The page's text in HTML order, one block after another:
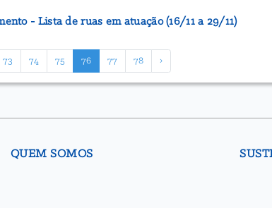
- Lista de ruas em atuação (16/11 a 29/11)
73 74 75 76 77 78 ›
QUEM SOMOS